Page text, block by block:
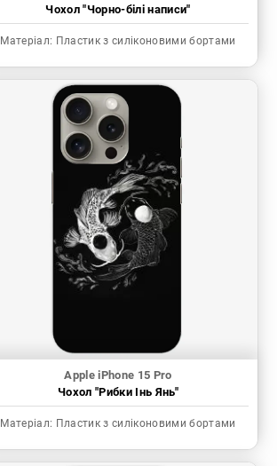
Чохол "Чорно-білі написи"
Матеріал: Пластик з силіконовими бортами
Apple iPhone 15 Pro
Чохол "Рибки Інь Янь"
Матеріал: Пластик з силіконовими бортами